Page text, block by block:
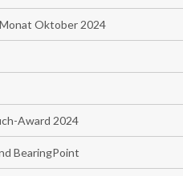
Oktober 2024
Award 2024
BearingPoint